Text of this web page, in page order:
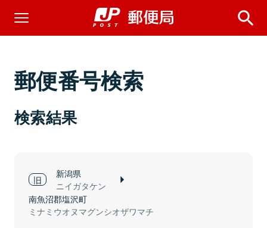
郵便番号検索
検索結果
新潟県
ニイガタケン
南魚沼郡塩沢町
ミナミウオヌマグンシオザワマチ